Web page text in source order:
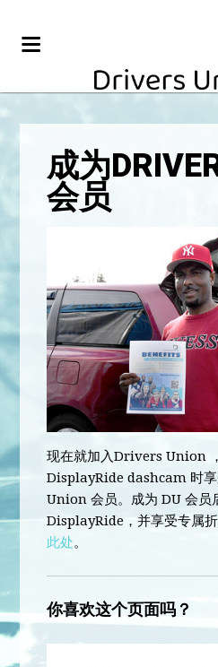
成为
会员
现在就加入Drivers Union
DisplayRide dashcam 时
Union 会员。成为 DU 会员
DisplayRide，并享受专属
此处。
你喜欢这个页面吗？